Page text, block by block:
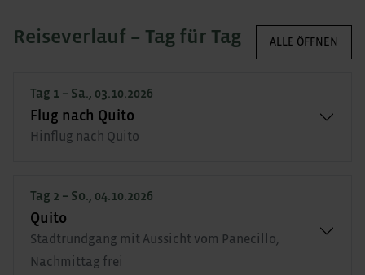
Reiseverlauf – Tag für Tag ALLE ÖFFNEN
Tag 1 – Sa., 03.10.2026
Flug nach Quito
Hinflug nach Quito
Tag 2 – So., 04.10.2026
Quito
Stadtrundgang mit Aussicht vom Panecillo,
Nachmittag frei